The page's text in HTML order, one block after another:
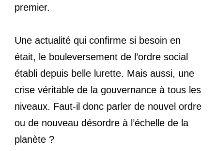
premier.
Une actualité qui confirme si besoin en
était, le bouleversement de l’ordre social
établi depuis belle lurette. Mais aussi, une
crise véritable de la gouvernance à tous les
niveaux. Faut-il donc parler de nouvel ordre
ou de nouveau désordre à l’échelle de la
planète ?